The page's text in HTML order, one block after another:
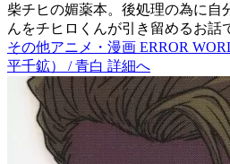
柴チヒの媚薬本。後処理の為に自
んをチヒロくんが引き留めるお
その他アニメ・漫画 ERROR
平千鉱） / 青白 詳細へ